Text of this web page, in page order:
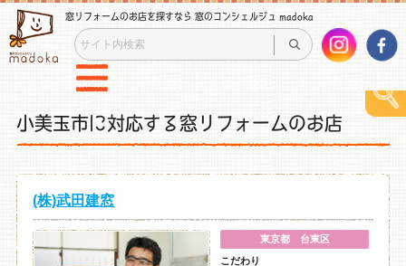
窓リフォームのお店を探すなら 窓のコンシェルジュ madoka
小美玉市に対応する窓リフォームのお店
(株)武田建窓
東京都 台東区
こだわり